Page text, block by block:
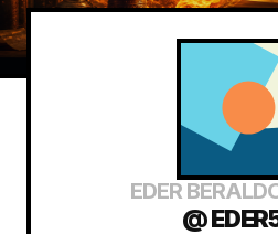
EDER
@